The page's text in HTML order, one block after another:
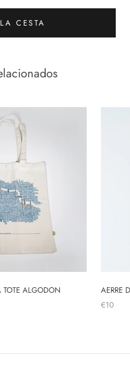
CESTA
TOTE ALGODON
AERRE
€10